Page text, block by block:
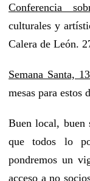
Conferencia
culturales y
Calera de León.
Semana Santa,
mesas para estos
Buen local, buen
que todos lo
pondremos un
acceso a no